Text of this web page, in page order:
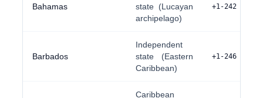
Bahamas
state (Lucayan
archipelago)
+1-242
Barbados
Independent
state (Eastern
Caribbean)
+1-246
Caribbean